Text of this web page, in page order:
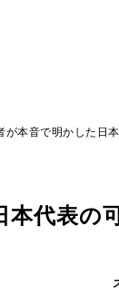
が本音で明かした日
代表の